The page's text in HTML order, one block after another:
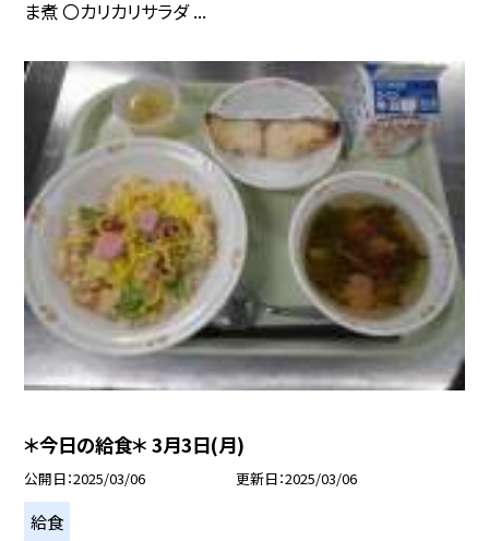
ま煮 〇カリカリサラダ ...
＊今日の給食＊ 3月3日(月)
公開日 2025/03/06 更新日 2025/03/06
給食